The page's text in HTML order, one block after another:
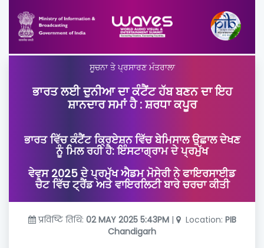
ਸੂਚਨਾ ਤੇ ਪ੍ਰਸਾਰਣ ਮੰਤਰਾਲਾ
ਭਾਰਤ ਲਈ ਦੁਨੀਆ ਦਾ ਕੰਟੈਂਟ ਹੱਬ ਬਣਨ ਦਾ ਇਹ
ਸ਼ਾਨਦਾਰ ਸਮਾਂ ਹੈ : ਸ਼ਰਧਾ ਕਪੂਰ
ਭਾਰਤ ਵਿੱਚ ਕੰਟੈਂਟ ਕ੍ਰਿਏਸ਼ਨ ਵਿੱਚ ਬੇਮਿਸਾਲ ਉਛਾਲ ਦੇਖਣ
ਨੂੰ ਮਿਲ ਰਹੀ ਹੈ: ਇੰਸਟਾਗ੍ਰਾਮ ਦੇ ਪ੍ਰਮੁੱਖ
ਵੇਵਸ 2025 ਦੇ ਪ੍ਰਮੁੱਖ ਐਡਮ ਮੋਸੇਰੀ ਨੇ ਫਾਇਰਸਾਈਡ
ਚੈਟ ਵਿੱਚ ਟ੍ਰੈਂਡ ਅਤੇ ਵਾਇਰਲਿਟੀ ਬਾਰੇ ਚਰਚਾ ਕੀਤੀ
प्रविष्टि तिथि: 02 MAY 2025 5:43PM | Location: PIB
Chandigarh